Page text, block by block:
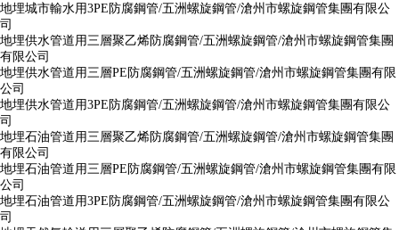
地埋城市輸水用3PE防腐鋼管/五洲螺旋鋼管/滄州市螺旋鋼管集團有限公
司
地埋供水管道用三層聚乙烯防腐鋼管/五洲螺旋鋼管/滄州市螺旋鋼管集團
有限公司
地埋供水管道用三層PE防腐鋼管/五洲螺旋鋼管/滄州市螺旋鋼管集團有限
公司
地埋供水管道用3PE防腐鋼管/五洲螺旋鋼管/滄州市螺旋鋼管集團有限公
司
地埋石油管道用三層聚乙烯防腐鋼管/五洲螺旋鋼管/滄州市螺旋鋼管集團
有限公司
地埋石油管道用三層PE防腐鋼管/五洲螺旋鋼管/滄州市螺旋鋼管集團有限
公司
地埋石油管道用3PE防腐鋼管/五洲螺旋鋼管/滄州市螺旋鋼管集團有限公
司